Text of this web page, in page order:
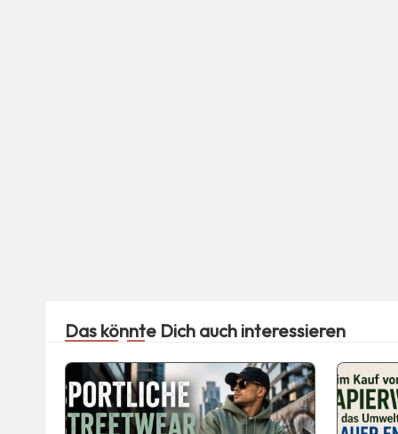
Das könnte Dich auch interessieren